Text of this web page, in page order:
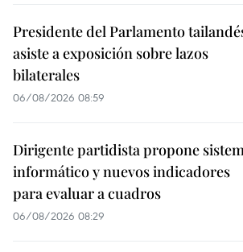
Presidente del Parlamento
asiste a exposición sobre lazos
bilaterales
06/08/2026 08:59
Dirigente partidista propone
informático y nuevos indicadores
para evaluar a cuadros
06/08/2026 08:29